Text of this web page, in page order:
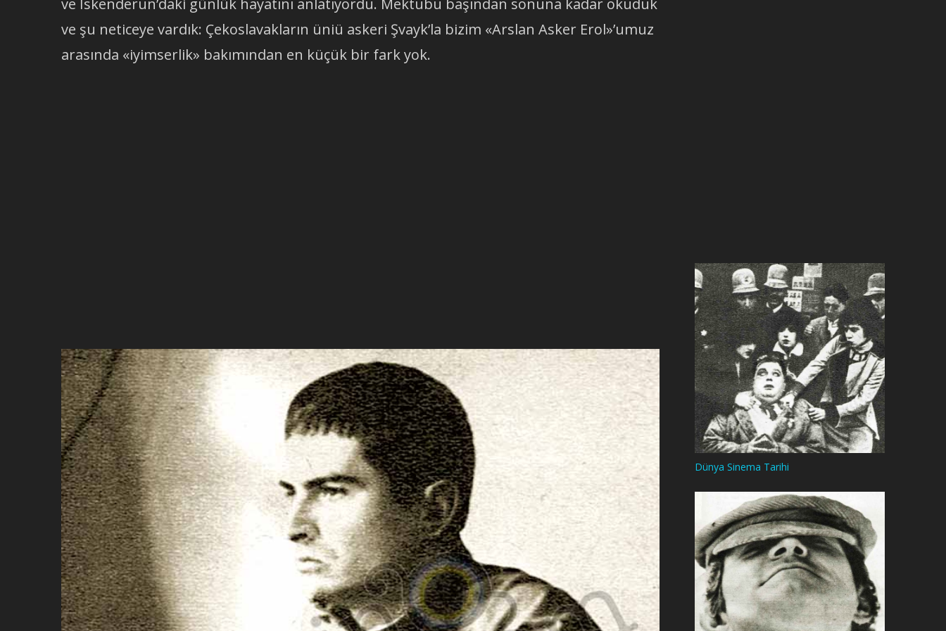
ve İskenderun’daki günlük hayatını anlatıyordu. Mektubu başından sonuna kadar okuduk
ve şu neticeye vardık: Çekoslavakların üniü askeri Şvayk’la bizim «Arslan Asker Erol»’umuz
arasında «iyimserlik» bakımından en küçük bir fark yok.
Dünya Sinema Tarihi